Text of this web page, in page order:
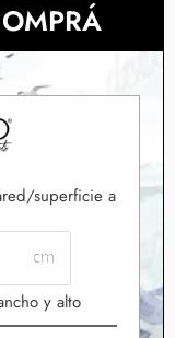
superficie a
y alto